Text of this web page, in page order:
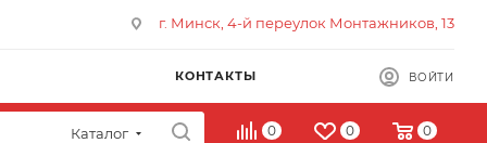
г. Минск, 4-й переулок Монтажников, 13
КОНТАКТЫ ВОЙТИ
Каталог 0 0 0